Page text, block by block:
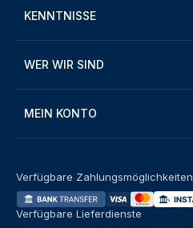
KENNTNISSE
WER WIR SIND
MEIN KONTO
Verfügbare Zahlungsmöglichkeiten
Verfügbare Lieferdienste